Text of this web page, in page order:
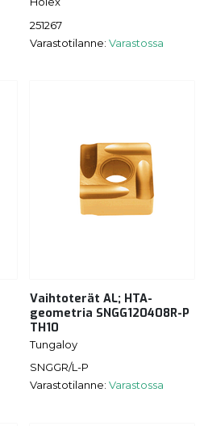
251267
Varastotilanne: Varastossa
Vaihtoterät AL; HTA-
geometria SNGG120408R-P
TH10
Tungaloy
SNGGR/L-P
Varastotilanne: Varastossa